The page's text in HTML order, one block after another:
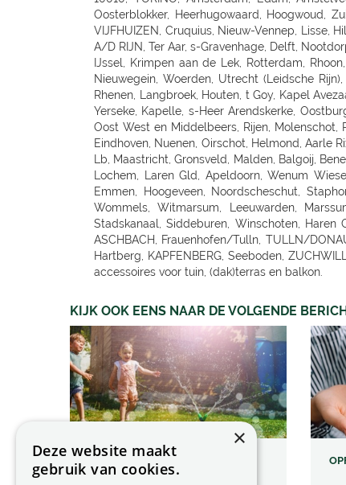
KIJK OOK EENS NAAR DE VOLGENDE
VAKANTIETIPS (VOOR KIDS) IN
EIGEN TUIN
×
Deze website maakt
gebruik van cookies.